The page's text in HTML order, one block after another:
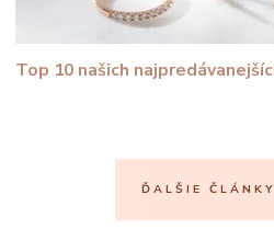
Top 10 našich
ĎALŠIE ČLÁNKY